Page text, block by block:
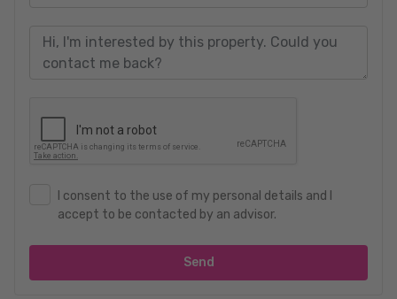
I consent to the use of my personal details and I
accept to be contacted by an advisor.
Send